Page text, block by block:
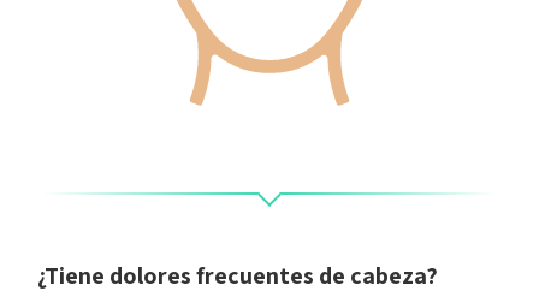
¿Tiene dolores frecuentes de cabeza?